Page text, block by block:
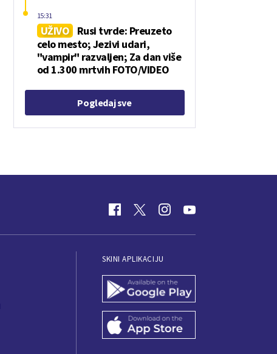
UŽIVO
Rusi tvrde: Preuzeto
celo mesto; Jezivi udari,
"vampir" razvaljen; Za dan više
od 1.300 mrtvih FOTO/VIDEO
15:31
Pogledaj sve
SKINI APLIKACIJU